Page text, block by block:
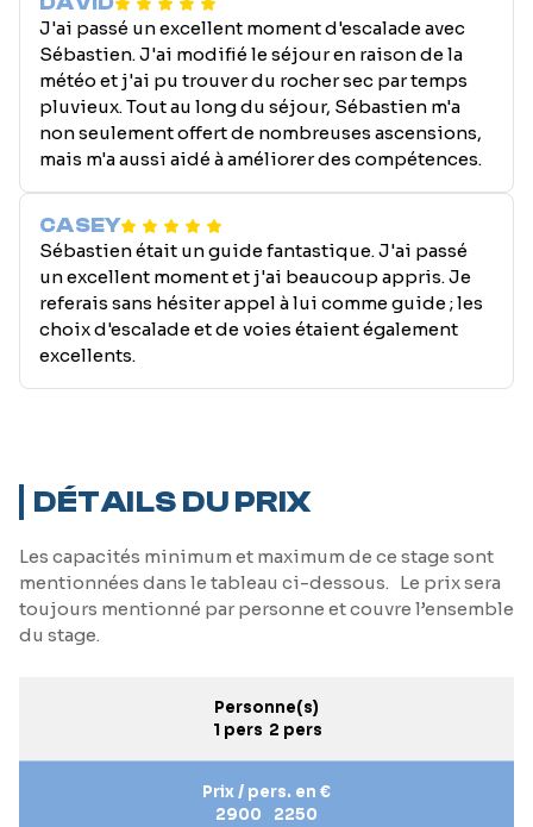
J'ai passé un excellent moment d'escalade avec
Sébastien. J'ai modifié le séjour en raison de la
météo et j'ai pu trouver du rocher sec par temps
pluvieux. Tout au long du séjour, Sébastien m'a
non seulement offert de nombreuses ascensions,
mais m'a aussi aidé à améliorer des compétences.
CASEY
Sébastien était un guide fantastique. J'ai passé
un excellent moment et j'ai beaucoup appris. Je
referais sans hésiter appel à lui comme guide ; les
choix d'escalade et de voies étaient également
excellents.
DÉTAILS DU PRIX
Les capacités minimum et maximum de ce stage sont
mentionnées dans le tableau ci-dessous. Le prix sera
toujours mentionné par personne et couvre l’ensemble
du stage.
Personne(s)
1 pers 2 pers
Prix / pers. en €
2900
2250